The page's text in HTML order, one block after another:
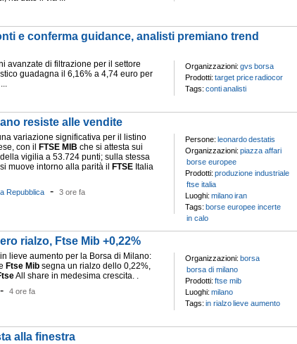
e conferma guidance, analisti premiano trend
avanzate di filtrazione per il settore
guadagna il 6,16% a 4,74 euro per
Organizzazioni: gvs borsa
Prodotti: target priceradiocor
Tags: contianalisti
resiste alle vendite
variazione significativa per il listino
con il
FTSE MIB che si attesta sui
vigilia a 53.724 punti; sulla stessa
muove intorno alla parità il
FTSE Italia
Repubblica - 3 ore fa
Persone: leonardodestatis
Organizzazioni: piazza affari
borse europee
Prodotti: produzione industriale
ftse italia
Luoghi: milanoiran
Tags: borse europee incerte
in calo
rialzo, Ftse Mib +0,22%
lieve aumento per la Borsa di Milano:
Ftse Mib segna un rialzo dello 0,22%,
All share in medesima crescita. .
- 4 ore fa
Organizzazioni: borsa
borsa di milano
Prodotti: ftse mib
Luoghi: milano
Tags: in rialzolieve aumento
alla finestra